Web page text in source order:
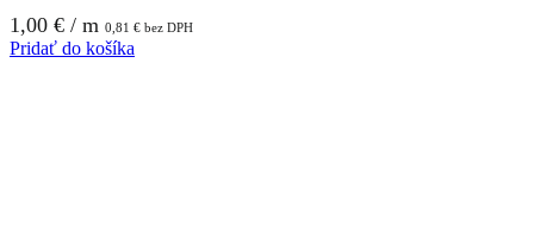
1,00 € / m 0,81 € bez DPH
Pridať do košíka